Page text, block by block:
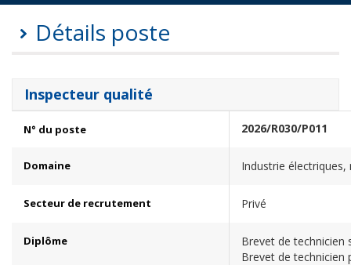
Détails poste
Inspecteur qualité
N° du poste 2026/R030/P011
Domaine Industrie
Secteur de recrutement Privé
Diplôme
Brevet de technicien
Brevet de technicien